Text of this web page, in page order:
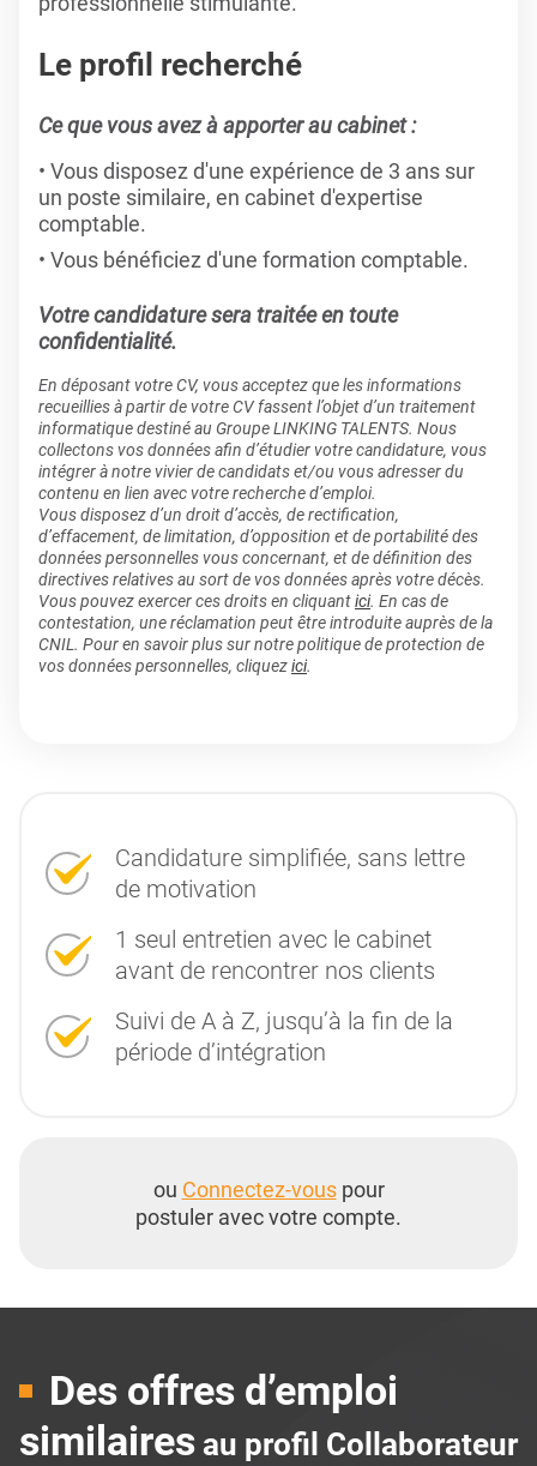
Le profil recherché
Ce que vous avez à apporter au cabinet :
Vous disposez d'une expérience de 3 ans sur
un poste similaire, en cabinet d'expertise
comptable.
Vous bénéficiez d'une formation comptable.
Votre candidature sera traitée en toute
confidentialité.
En déposant votre CV, vous acceptez que les informations
recueillies à partir de votre CV fassent l’objet d’un traitement
informatique destiné au Groupe LINKING TALENTS. Nous
collectons vos données afin d’étudier votre candidature, vous
intégrer à notre vivier de candidats et/ou vous adresser du
contenu en lien avec votre recherche d’emploi.
Vous disposez d’un droit d’accès, de rectification,
d’effacement, de limitation, d’opposition et de portabilité des
données personnelles vous concernant, et de définition des
directives relatives au sort de vos données après votre décès.
Vous pouvez exercer ces droits en cliquantici. En cas de
contestation, une réclamation peut être introduite auprès de la
CNIL. Pour en savoir plus sur notre politique de protection de
vos données personnelles, cliquezici.
Candidature simplifiée, sans lettre
de motivation
1 seul entretien avec le cabinet
avant de rencontrer nos clients
Suivi de A à Z, jusqu’à la fin de la
période d’intégration
ou Connectez-vouspour
postuler avec votre compte.
Des offres d’emploi
similaires au profil Collaborateur